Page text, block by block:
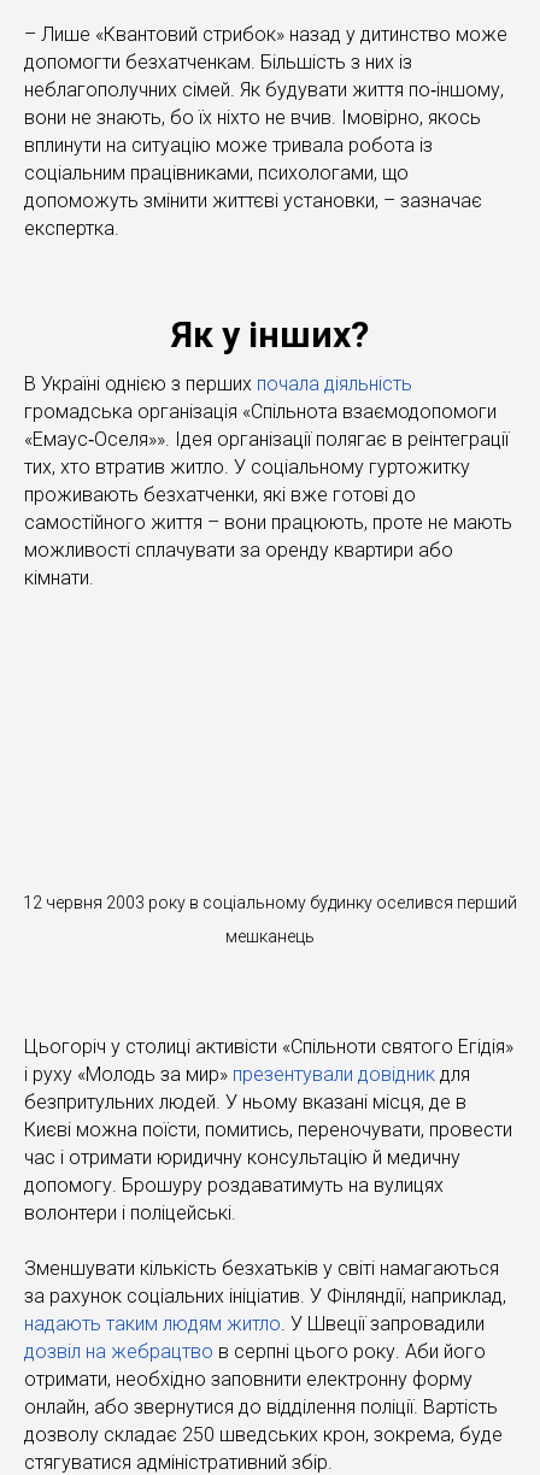
– Лише «Квантовий стрибок» назад у дитинство може
допомогти безхатченкам. Більшість з них із
неблагополучних сімей. Як будувати життя по‐іншому,
вони не знають, бо їх ніхто не вчив. Імовірно, якось
вплинути на ситуацію може тривала робота із
соціальним працівниками, психологами, що
допоможуть змінити життєві установки, – зазначає
експертка.
Як у інших?
В Україні однією з перших почала діяльність
громадська організація «Спільнота взаємодопомоги
«Емаус‐Оселя»». Ідея організації полягає в реінтеграції
тих, хто втратив житло. У соціальному гуртожитку
проживають безхатченки, які вже готові до
самостійного життя – вони працюють, проте не мають
можливості сплачувати за оренду квартири або
кімнати.
12 червня 2003 року в соціальному будинку оселився перший
мешканець
Цьогоріч у столиці активісти «Спільноти святого Егідія»
і руху «Молодь за мир» презентували довідник для
безпритульних людей. У ньому вказані місця, де в
Києві можна поїсти, помитись, переночувати, провести
час і отримати юридичну консультацію й медичну
допомогу. Брошуру роздаватимуть на вулицях
волонтери і поліцейські.
Зменшувати кількість безхатьків у світі намагаються
за рахунок соціальних ініціатив. У Фінляндії, наприклад,
надають таким людям житло. У Швеції запровадили
дозвіл на жебрацтво в серпні цього року. Аби його
отримати, необхідно заповнити електронну форму
онлайн, або звернутися до відділення поліції. Вартість
дозволу складає 250 шведських крон, зокрема, буде
стягуватися адміністративний збір.